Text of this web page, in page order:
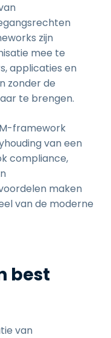
zijn
mee te
applicaties en
zonder de
te brengen.
framework
van een
compliance,
maken
van de moderne
best
van